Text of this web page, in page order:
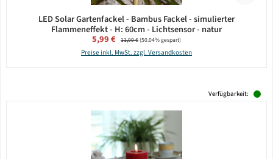
LED Solar Gartenfackel - Bambus Fackel - simulierter
Flammeneffekt - H: 60cm - Lichtsensor - natur
Verkaufspreis:
5,99 € Regulärer Preis:
11,99 €(50.04% gespart)
Preise inkl. MwSt. zzgl. Versandkosten
Verfügbarkeit: